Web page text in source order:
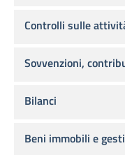
Controlli sulle
Sovvenzioni,
Bilanci
Beni immobili e